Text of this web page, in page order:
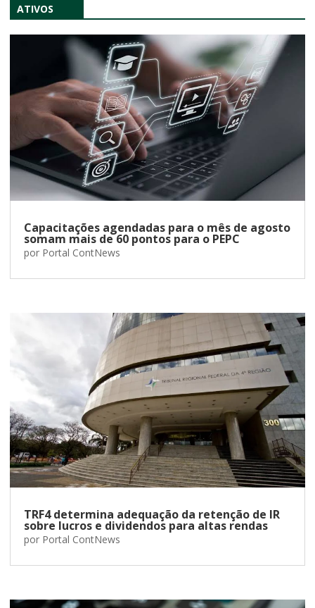
ATIVOS
Capacitações agendadas para o mês de agosto
somam mais de 60 pontos para o PEPC
por Portal ContNews
TRF4 determina adequação da retenção de IR
sobre lucros e dividendos para altas rendas
por Portal ContNews